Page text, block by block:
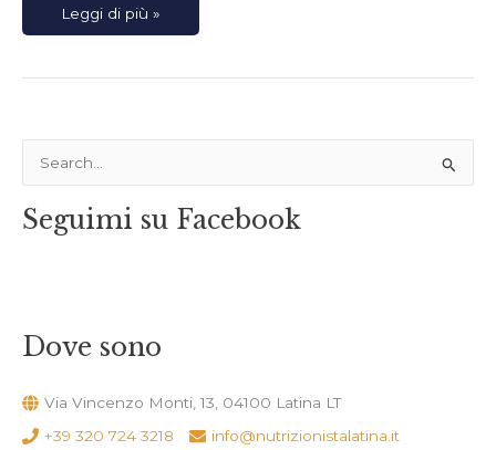
Leggi di più »
rSeguimi su Facebook
Dove sono
Via Vincenzo Monti, 13, 04100 Latina LT
+39 320 724 3218
info@nutrizionistalatina.it